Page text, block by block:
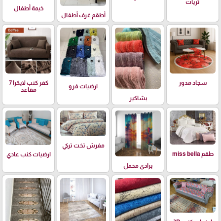
ثريات
أطقم غرف أطفال
خيمة أطفال
سجاد مدور
بشاكير
ارضيات فرو
كفر كنب لايكرا 7
مقاعد
طقم miss bella
برادي مخمل
مفرش تخت تركي
ارضيات كنب عادي